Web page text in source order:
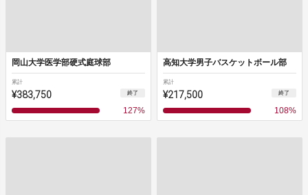
岡山大学医学部硬式庭球部
累計
¥383,750 終了
127%
高知大学男子バスケットボール部
累計
¥217,500 終了
108%